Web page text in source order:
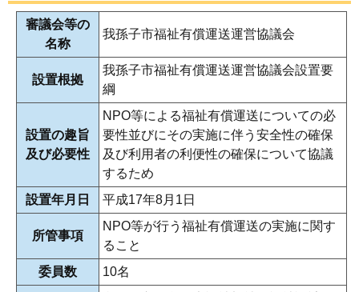
審議会等の
名称
我孫子市福祉有償運送運営協議会
設置根拠
我孫子市福祉有償運送運営協議会設置要
綱
設置の趣旨
及び必要性
NPO等による福祉有償運送についての必
要性並びにその実施に伴う安全性の確保
及び利用者の利便性の確保について協議
するため
設置年月日
平成17年8月1日
所管事項
NPO等が行う福祉有償運送の実施に関す
ること
委員数
10名